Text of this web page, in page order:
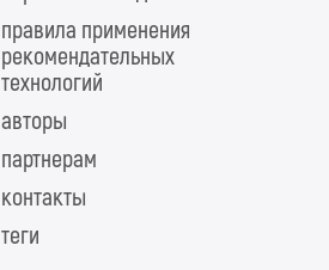
правила применения
рекомендательных
технологий
авторы
партнерам
контакты
теги